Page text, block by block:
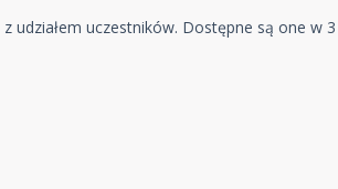
z udziałem uczestników. Dostępne są one w 3